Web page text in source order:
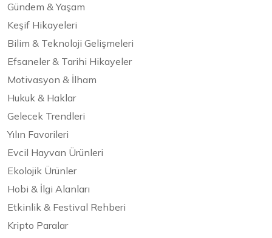
Gündem & Yaşam
Keşif Hikayeleri
Bilim & Teknoloji Gelişmeleri
Efsaneler & Tarihi Hikayeler
Motivasyon & İlham
Hukuk & Haklar
Gelecek Trendleri
Yılın Favorileri
Evcil Hayvan Ürünleri
Ekolojik Ürünler
Hobi & İlgi Alanları
Etkinlik & Festival Rehberi
Kripto Paralar